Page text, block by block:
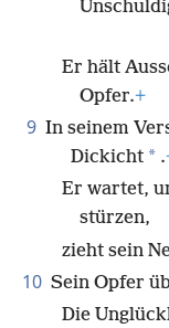
Er hält
Opfer.+
9 In seinem
Dickicht * .
Er wartet,
stürzen,
zieht sein
10 Sein Opfer
Die